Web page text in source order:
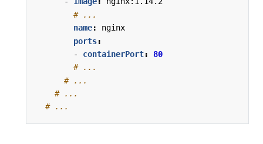
# ...
name:
nginx
ports:
- containerPort:
80
# ...
# ...
# ...
# ...